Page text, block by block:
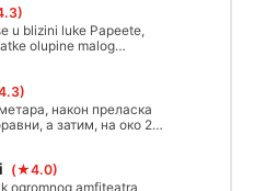
u blizini luke Papeete,
olupine malog
након преласка
а затим, на око 25
(★4.0)
ogromnog amfiteatra